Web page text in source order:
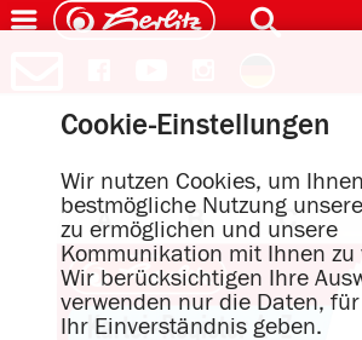
Cookie-Einstellungen
Wir nutzen Cookies, um
bestmögliche Nutzung
zu ermöglichen und unsere
Kommunikation mit Ihnen zu
Wir berücksichtigen Ihre
verwenden nur die Daten,
Ihr Einverständnis geben.